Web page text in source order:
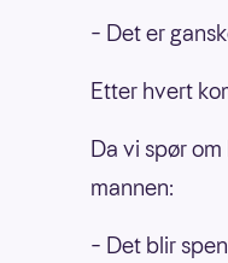
– Det er
Etter hvert
Da vi spør
mannen:
– Det blir